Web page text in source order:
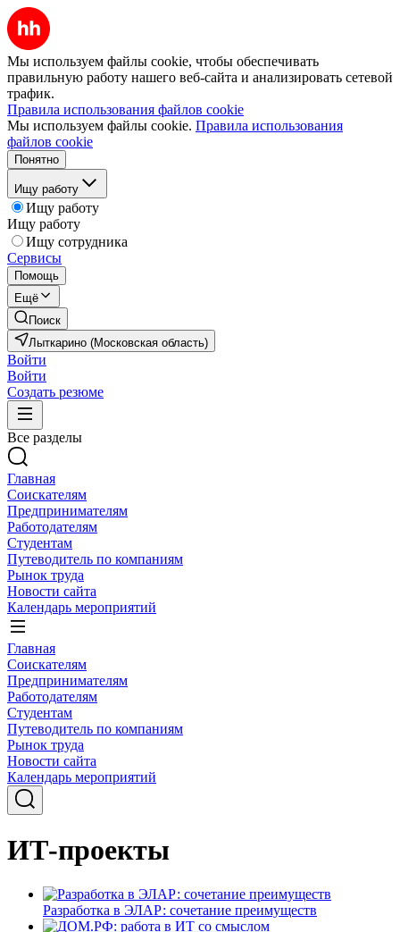
Мы используем файлы cookie, чтобы обеспечивать
правильную работу нашего веб-сайта и анализировать сетевой
трафик.
Правила использования файлов cookie
Мы используем файлы cookie. Правила использования
файлов cookie
Понятно
Ищу работу
Ищу работу
Ищу работу
Ищу сотрудника
Сервисы
Помощь
Ещё
Поиск
Лыткарино (Московская область)
Войти
Войти
Создать резюме
Все разделы
Главная
Соискателям
Предпринимателям
Работодателям
Студентам
Путеводитель по компаниям
Рынок труда
Новости сайта
Календарь мероприятий
Главная
Соискателям
Предпринимателям
Работодателям
Студентам
Путеводитель по компаниям
Рынок труда
Новости сайта
Календарь мероприятий
ИТ-проекты
Разработка в ЭЛАР: сочетание преимуществ